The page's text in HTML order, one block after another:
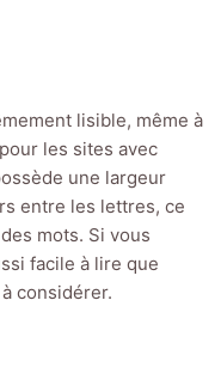
lisible, même à
les sites avec
une largeur
entre les lettres, ce
mots. Si vous
facile à lire que
considérer.